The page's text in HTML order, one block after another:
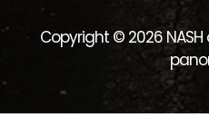
Copyright © 2026